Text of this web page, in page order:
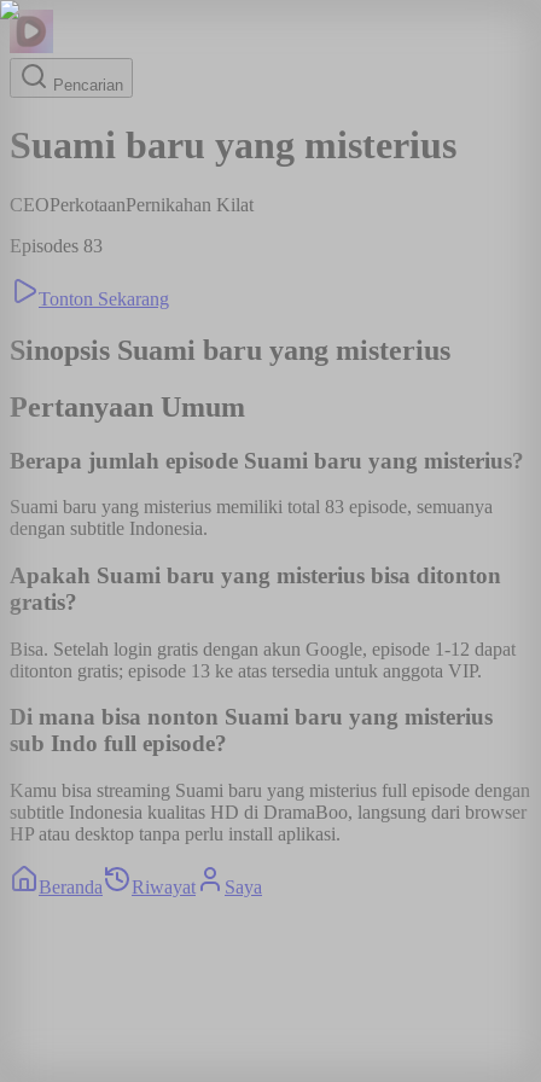
Pencarian
Suami baru yang misterius
CEOPerkotaanPernikahan Kilat
Episodes 83
Tonton Sekarang
Sinopsis Suami baru yang misterius
Pertanyaan Umum
Berapa jumlah episode Suami baru yang misterius?
Suami baru yang misterius memiliki total 83 episode, semuanya
dengan subtitle Indonesia.
Apakah Suami baru yang misterius bisa ditonton
gratis?
Bisa. Setelah login gratis dengan akun Google, episode 1-12 dapat
ditonton gratis; episode 13 ke atas tersedia untuk anggota VIP.
Di mana bisa nonton Suami baru yang misterius
sub Indo full episode?
Kamu bisa streaming Suami baru yang misterius full episode dengan
subtitle Indonesia kualitas HD di DramaBoo, langsung dari browser
HP atau desktop tanpa perlu install aplikasi.
Beranda Riwayat Saya